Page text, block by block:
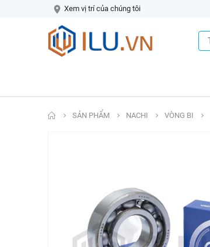
Xem vị trí của chúng tôi
SẢN PHẨM NACHI VÒNG BI